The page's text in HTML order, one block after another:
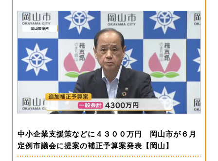
中小企業支援策などに４３００万円 岡山市が６月
定例市議会に提案の補正予算案発表【岡山】